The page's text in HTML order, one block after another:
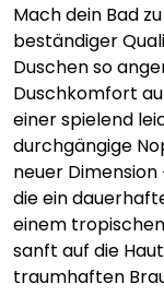
Mach dein Bad
beständiger
Duschen so
Duschkomfort
einer spielend
durchgängige
neuer
die ein
einem
sanft auf die
traumhaften